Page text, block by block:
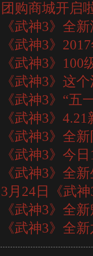
团购商城开启
《武神3》全
《武神3》
《武神3》100
《武神3》这
《武神3》“五
《武神3》
《武神3》全
《武神3》今
《武神3》全
3月24日《武
《武神3》全
《武神3》全